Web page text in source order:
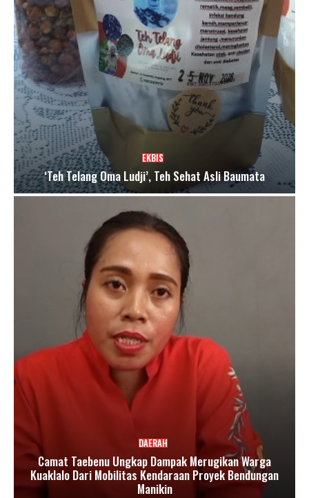
EKBIS
‘Teh Telang Oma Ludji’, Teh Sehat Asli Baumata
DAERAH
Camat Taebenu Ungkap Dampak Merugikan Warga
Kuaklalo Dari Mobilitas Kendaraan Proyek Bendungan
Manikin